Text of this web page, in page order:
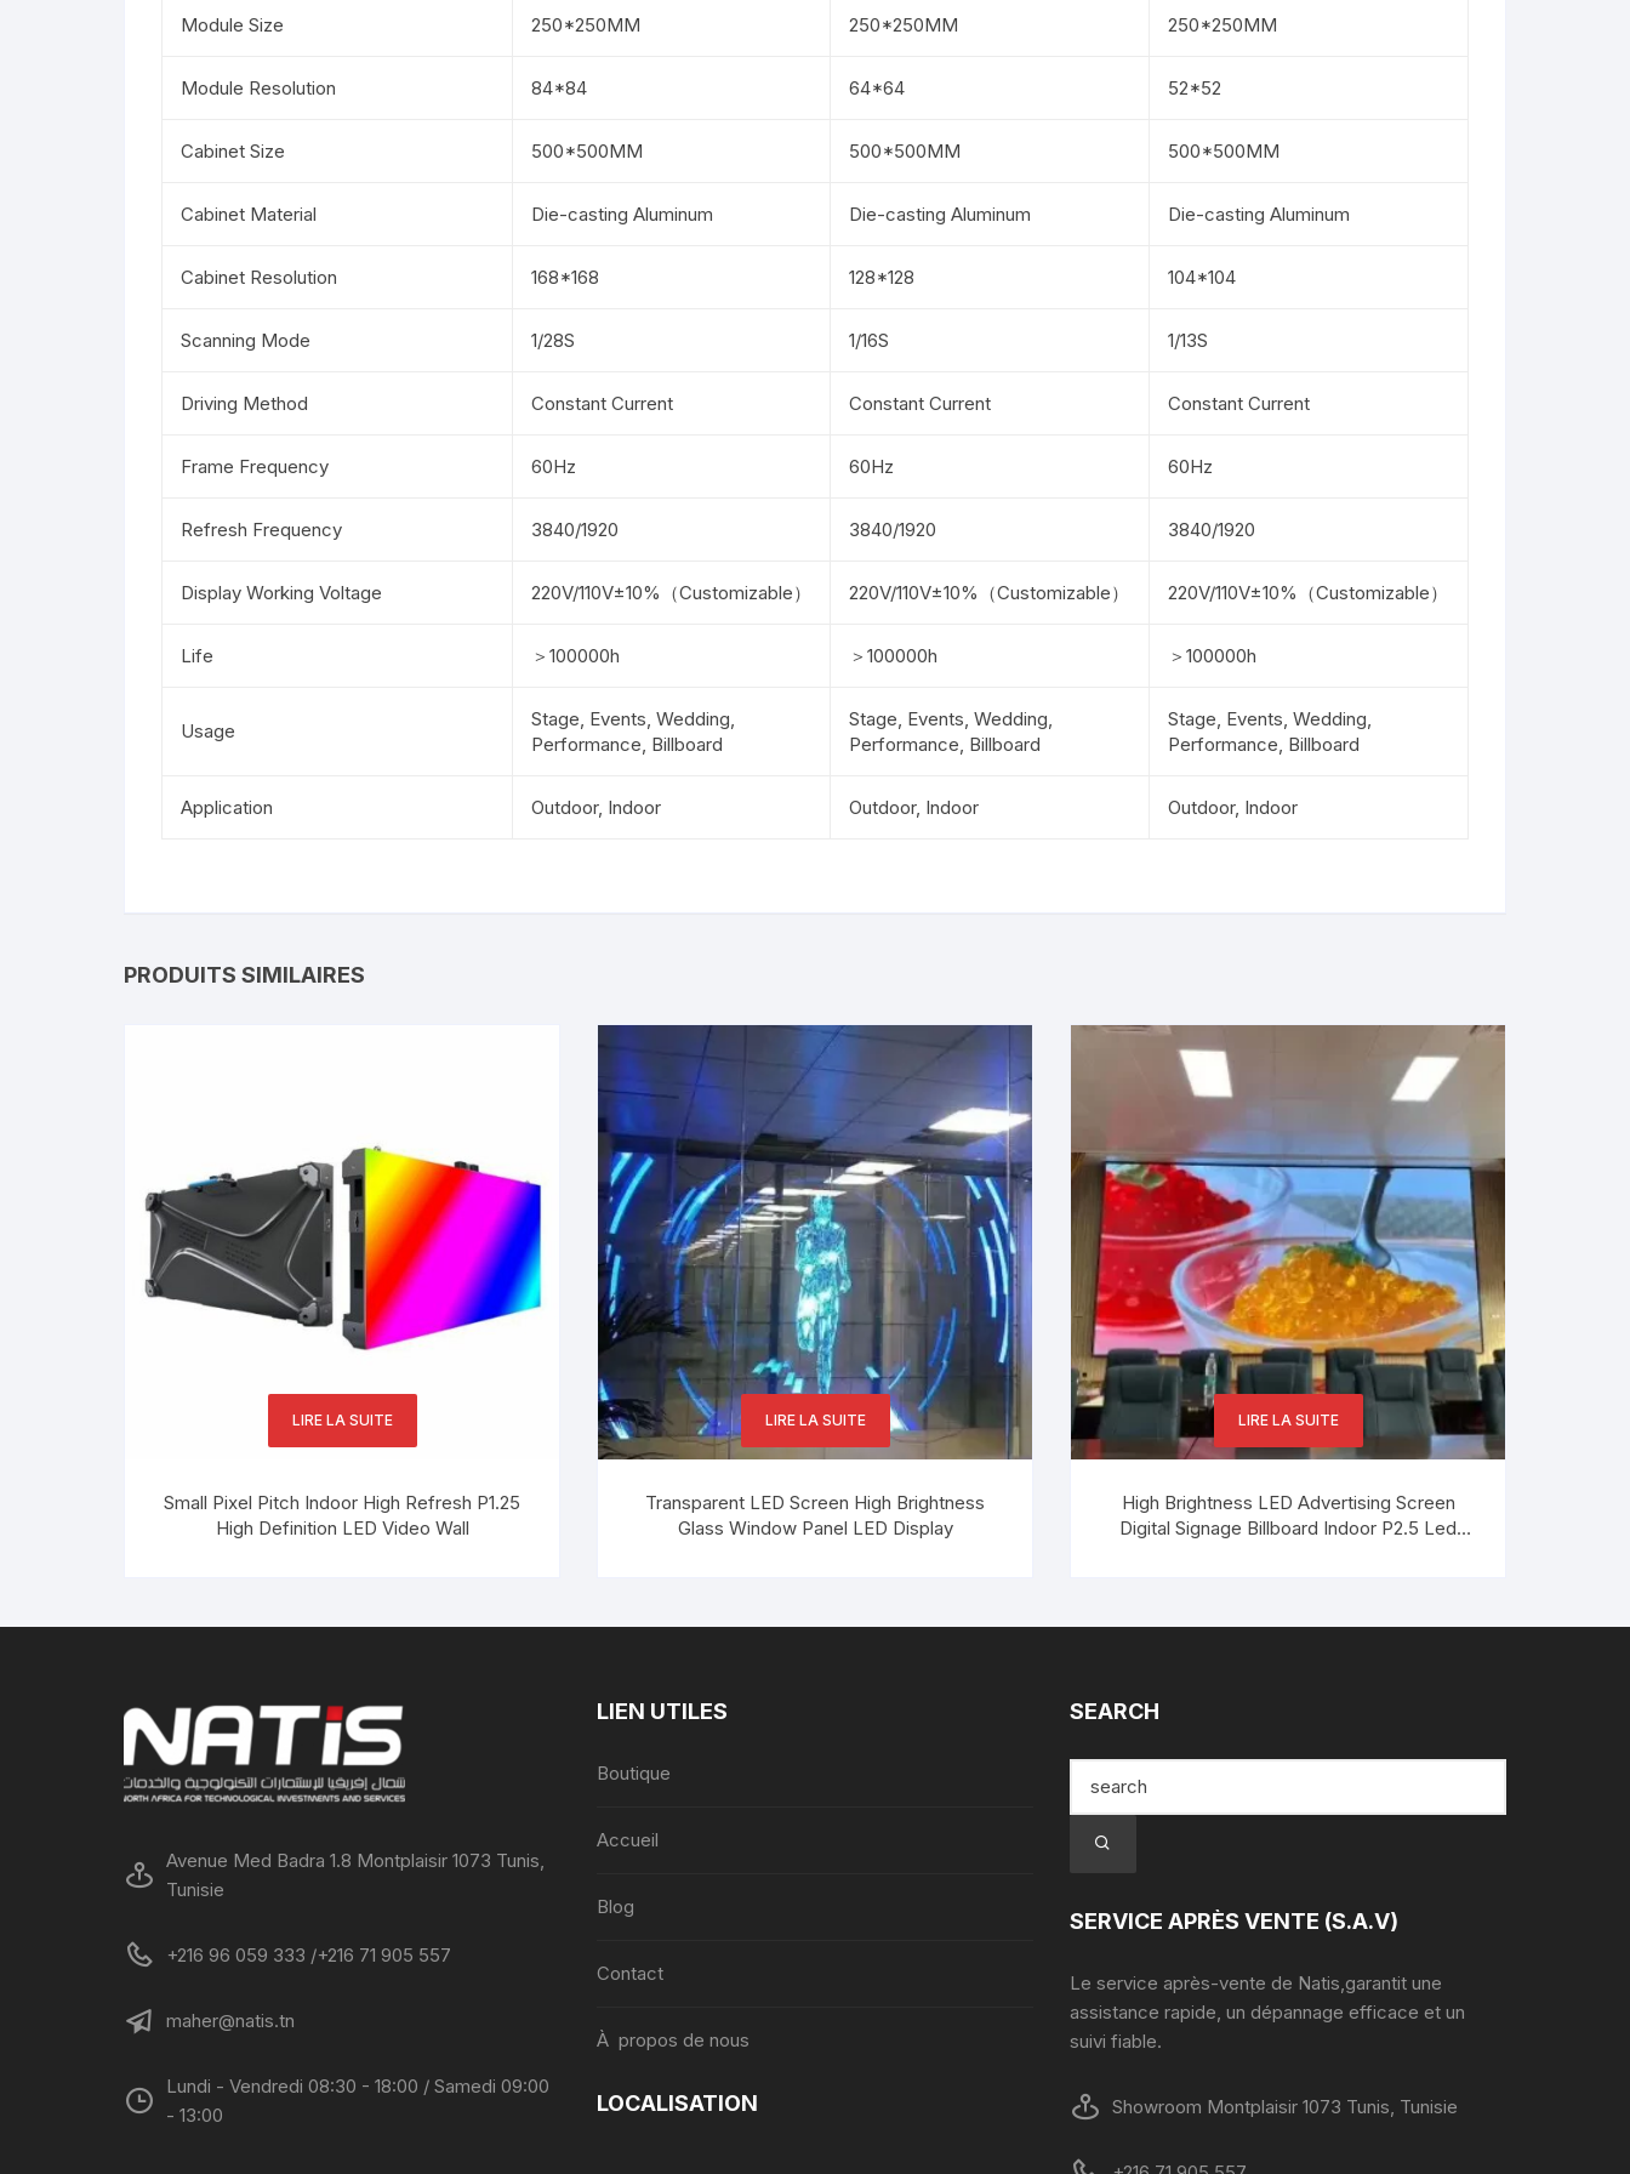
Module Size 250*250MM 250*250MM 250*250MM
Module Resolution 84*84 64*64 52*52
Cabinet Size 500*500MM 500*500MM 500*500MM
Cabinet Material Die-casting Aluminum Die-casting Aluminum Die-casting Aluminum
Cabinet Resolution 168*168 128*128 104*104
Scanning Mode 1/28S 1/16S 1/13S
Driving Method Constant Current Constant Current Constant Current
Frame Frequency 60Hz 60Hz 60Hz
Refresh Frequency 3840/1920 3840/1920 3840/1920
Display Working Voltage 220V/110V±10%（Customizable） 220V/110V±10%（Customizable） 220V/110V±10%（Customizable）
Life ＞100000h ＞100000h ＞100000h
Usage
Stage, Events, Wedding,
Performance, Billboard
Stage, Events, Wedding,
Performance, Billboard
Stage, Events, Wedding,
Performance, Billboard
Application Outdoor, Indoor Outdoor, Indoor Outdoor, Indoor
PRODUITS SIMILAIRES
LIRE LA SUITE
Small Pixel Pitch Indoor High Refresh P1.25
High Definition LED Video Wall
LIRE LA SUITE
Transparent LED Screen High Brightness
Glass Window Panel LED Display
LIRE LA SUITE
High Brightness LED Advertising Screen
Digital Signage Billboard Indoor P2.5 Led
Avenue Med Badra 1.8 Montplaisir 1073 Tunis,
Tunisie
+216 96 059 333 /+216 71 905 557
maher@natis.tn
Lundi - Vendredi 08:30 - 18:00 / Samedi 09:00
- 13:00
LIEN UTILES
Boutique
Accueil
Blog
Contact
À propos de nous
LOCALISATION
SEARCH
SERVICE APRÈS VENTE (S.A.V)
Le service après-vente de Natis,garantit une
assistance rapide, un dépannage efficace et un
suivi fiable.
Showroom Montplaisir 1073 Tunis, Tunisie